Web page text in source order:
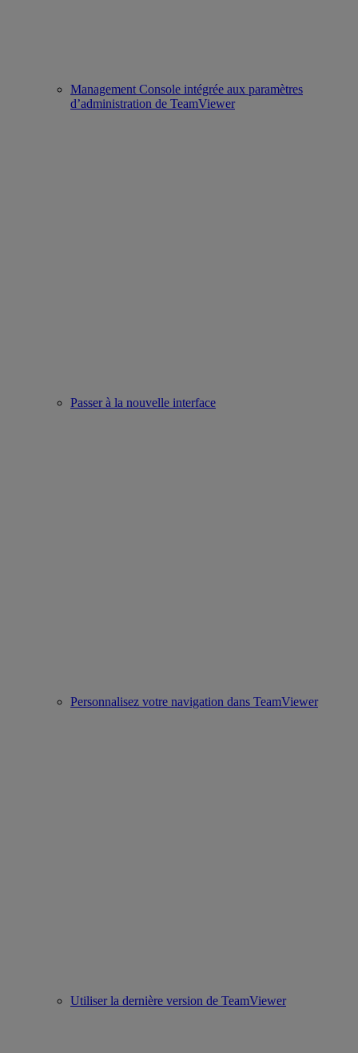
Management Console intégrée aux paramètres
d’administration de TeamViewer
Passer à la nouvelle interface
Personnalisez votre navigation dans TeamViewer
Utiliser la dernière version de TeamViewer